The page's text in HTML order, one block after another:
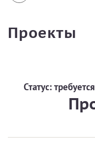
Проекты
Статус: